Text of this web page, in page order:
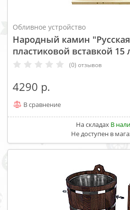
Обливное устройство
Народный камин "Русская
пластиковой вставкой 15
(0) отзывов
4290
В сравнение
На складах В
Не доступен в